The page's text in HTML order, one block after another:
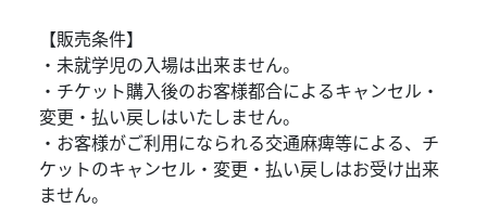
【販売条件】
・未就学児の入場は出来ません。
・チケット購入後のお客様都合によるキャンセル・
変更・払い戻しはいたしません。
・お客様がご利用になられる交通麻痺等による、チ
ケットのキャンセル・変更・払い戻しはお受け出来
ません。